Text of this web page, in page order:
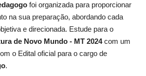
foi organizada para proporcionar
na sua preparação, abordando cada
e direcionada. Estude para o
de Novo Mundo - MT 2024com um
o Edital oficial para o cargo de
.